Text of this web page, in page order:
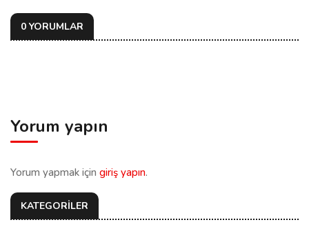
0 YORUMLAR
Yorum yapın
Yorum yapmak için giriş yapın.
KATEGORİLER